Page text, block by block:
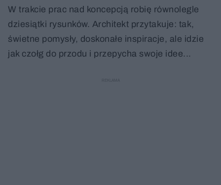
W trakcie prac nad koncepcją robię równolegle
dziesiątki rysunków. Architekt przytakuje: tak,
świetne pomysły, doskonałe inspiracje, ale idzie
jak czołg do przodu i przepycha swoje idee...